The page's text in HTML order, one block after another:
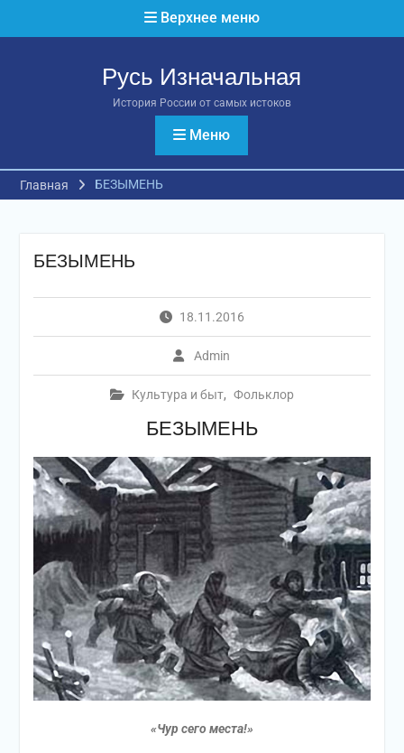
Верхнее меню
Русь Изначальная
История России от самых истоков
Меню
Главная БЕЗЫМЕНЬ
БЕЗЫМЕНЬ
18.11.2016
Admin
Культура и быт, Фольклор
БЕЗЫМЕНЬ
«Чур сего места!»